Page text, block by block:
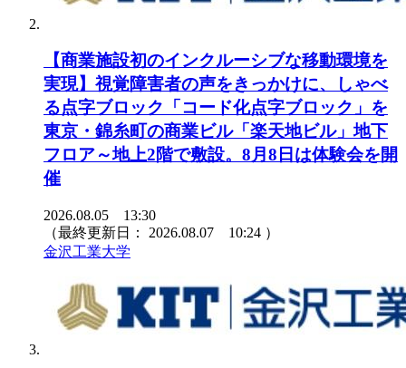
【商業施設初のインクルーシブな移動環境を
実現】視覚障害者の声をきっかけに、しゃべ
る点字ブロック「コード化点字ブロック」を
東京・錦糸町の商業ビル「楽天地ビル」地下
フロア～地上2階で敷設。8月8日は体験会を開
催
2026.08.05 13:30
（最終更新日： 2026.08.07 10:24 ）
金沢工業大学